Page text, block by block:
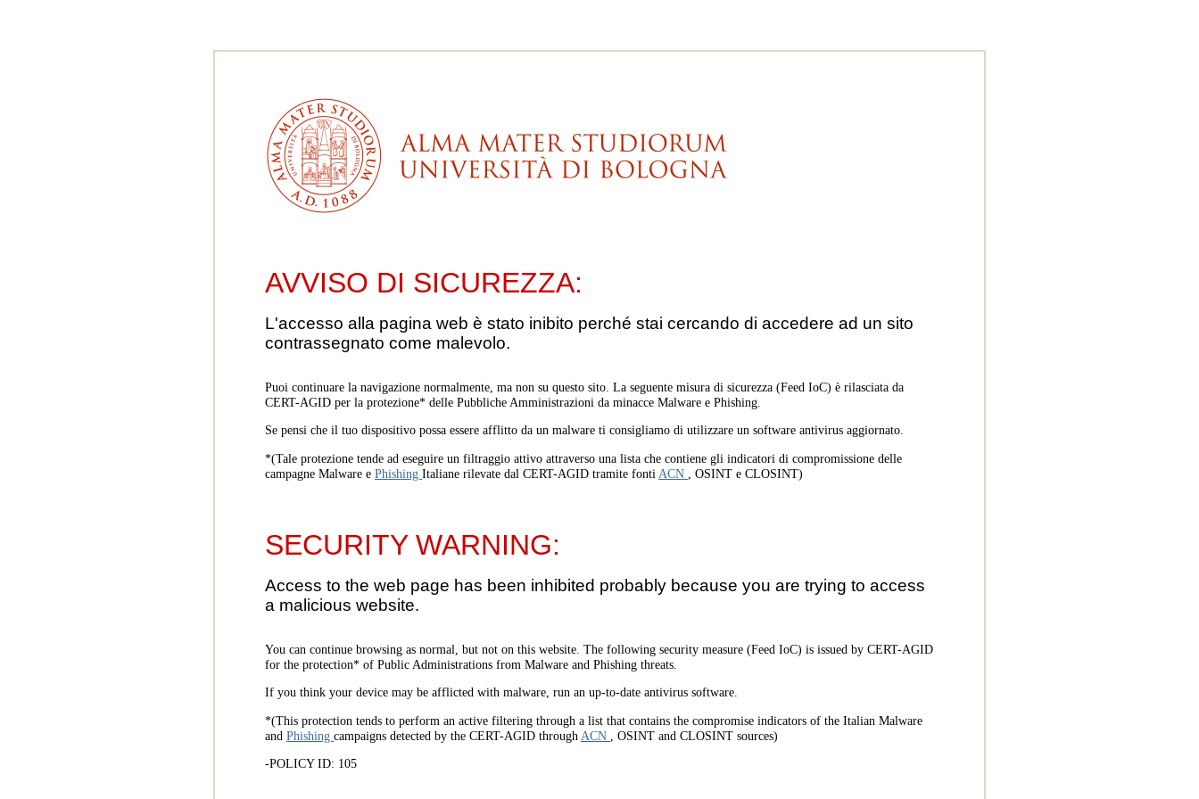
AVVISO DI SICUREZZA:
L'accesso alla pagina web è stato inibito perché stai cercando di accedere ad un sito
contrassegnato come malevolo.
Puoi continuare la navigazione normalmente, ma non su questo sito. La seguente misura di sicurezza (Feed IoC) è rilasciata da
CERT-AGID per la protezione* delle Pubbliche Amministrazioni da minacce Malware e Phishing.
Se pensi che il tuo dispositivo possa essere afflitto da un malware ti consigliamo di utilizzare un software antivirus aggiornato.
*(Tale protezione tende ad eseguire un filtraggio attivo attraverso una lista che contiene gli indicatori di compromissione delle
campagne Malware e Phishing Italiane rilevate dal CERT-AGID tramite fonti ACN , OSINT e CLOSINT)
SECURITY WARNING:
Access to the web page has been inhibited probably because you are trying to access
a malicious website.
You can continue browsing as normal, but not on this website. The following security measure (Feed IoC) is issued by CERT-AGID
for the protection* of Public Administrations from Malware and Phishing threats.
If you think your device may be afflicted with malware, run an up-to-date antivirus software.
*(This protection tends to perform an active filtering through a list that contains the compromise indicators of the Italian Malware
and Phishing campaigns detected by the CERT-AGID through ACN
, OSINT and CLOSINT sources)
-POLICY ID: 105